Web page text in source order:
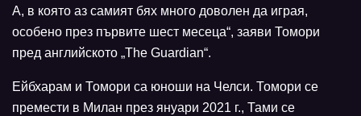
А, в която аз самият бях много доволен да играя,
особено през първите шест месеца“, заяви Томори
пред английското „The Guardian“.
Ейбхарам и Томори са юноши на Челси. Томори се
премести в Милан през януари 2021 г., Тами се